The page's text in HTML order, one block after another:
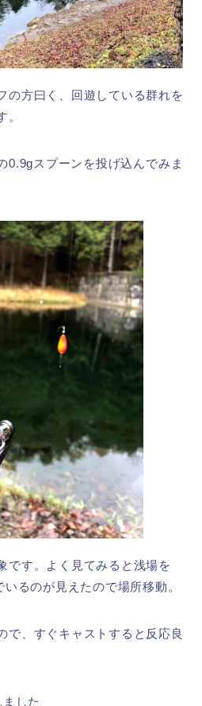
の方曰く、回遊している群れを
。
0.9gスプーンを投げ込んでみま
です。よく見てみると浅場を
るのが見えたので場所移動。
で、すぐキャストすると反応良
した